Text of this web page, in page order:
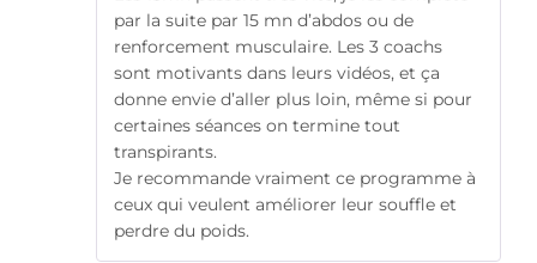
par la suite par 15 mn d’abdos ou de
renforcement musculaire. Les 3 coachs
sont motivants dans leurs vidéos, et ça
donne envie d’aller plus loin, même si pour
certaines séances on termine tout
transpirants.
Je recommande vraiment ce programme à
ceux qui veulent améliorer leur souffle et
perdre du poids.